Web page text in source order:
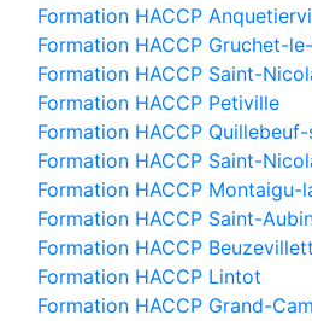
Formation HACCP
Formation HACCP Gruchet-
Formation HACCP Saint-
Formation HACCP Petiville
Formation HACCP
Formation HACCP Saint-
Formation HACCP Montaigu-
Formation HACCP Saint-
Formation HACCP
Formation HACCP Lintot
Formation HACCP Grand-